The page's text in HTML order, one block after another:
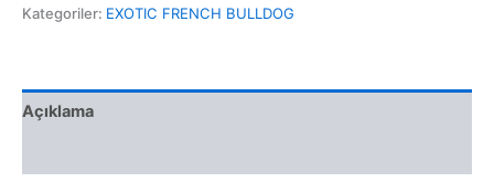
Kategoriler: EXOTIC FRENCH BULLDOG
Açıklama